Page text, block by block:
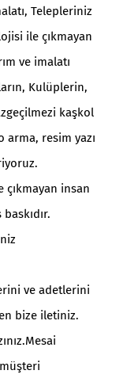
, Telepleriniz
ile çıkmayan
ve imalatı
Kulüplerin,
kaşkol
arma, resim yazı
çıkmayan insan
ve adetlerini
bize iletiniz.